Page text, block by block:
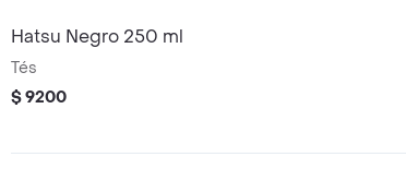
Hatsu Negro 250 ml
Tés
$ 9200